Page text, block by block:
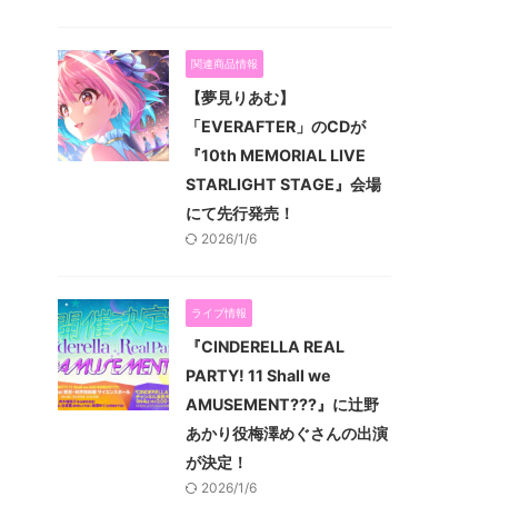
関連商品情報
【夢見りあむ】
「EVERAFTER」のCDが
『10th MEMORIAL LIVE
STARLIGHT STAGE』会場
にて先行発売！
2026/1/6
ライブ情報
『CINDERELLA REAL
PARTY! 11 Shall we
AMUSEMENT???』に辻野
あかり役梅澤めぐさんの出演
が決定！
2026/1/6